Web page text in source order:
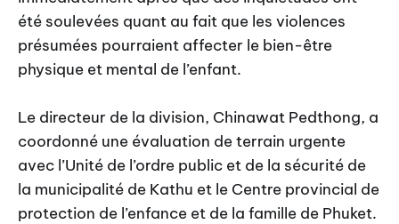
été soulevées quant au fait que les violences
présumées pourraient affecter le bien-être
physique et mental de l’enfant.
Le directeur de la division, Chinawat Pedthong, a
coordonné une évaluation de terrain urgente
avec l’Unité de l’ordre public et de la sécurité de
la municipalité de Kathu et le Centre provincial de
protection de l’enfance et de la famille de Phuket.